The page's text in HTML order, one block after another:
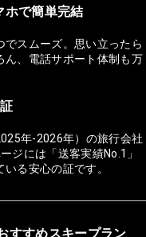
ホで簡単完結
スムーズ。思い立ったら
ん、電話サポート体制も万
年-2026年）の旅行会社
ジには「送客実績No.1」
る安心の証です。
すすめスキープラン